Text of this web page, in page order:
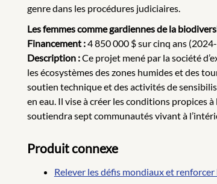
genre dans les procédures judiciaires.
Les femmes comme gardiennes de la
Financement :4 850 000 $ sur cinq ans
Description :Ce projet mené par la société
les écosystèmes des zones humides et des
soutien technique et des activités de
en eau. Il vise à créer les conditions propices
soutiendra sept communautés vivant à
Produit connexe
Relever les défis mondiaux et